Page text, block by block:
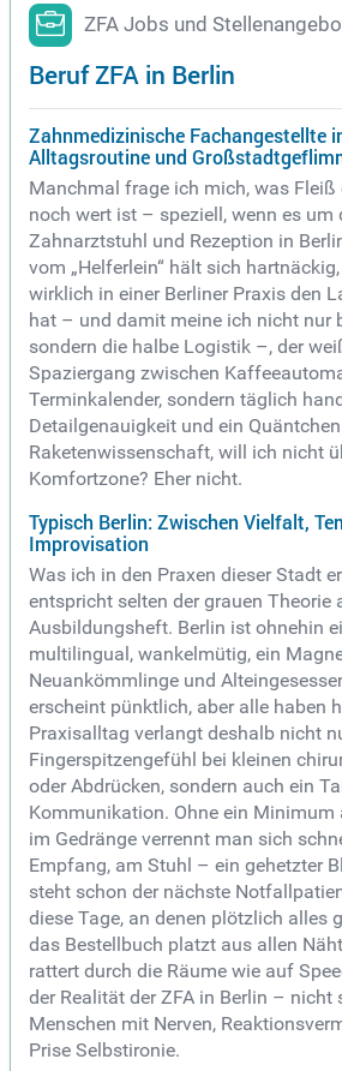
ZFA Jobs und
Beruf ZFA in Berlin
Zahnmedizinische Fachangestellte
Alltagsroutine und
Manchmal frage ich mich, was Fleiß
noch wert ist – speziell, wenn es um
Zahnarztstuhl und Rezeption in
vom „Helferlein“ hält sich
wirklich in einer Berliner Praxis den
hat – und damit meine ich nicht nur
sondern die halbe Logistik –, der
Spaziergang zwischen
Terminkalender, sondern täglich
Detailgenauigkeit und ein
Raketenwissenschaft, will ich nicht
Komfortzone? Eher nicht.
Typisch Berlin: Zwischen Vielfalt,
Improvisation
Was ich in den Praxen dieser Stadt
entspricht selten der grauen Theorie
Ausbildungsheft. Berlin ist ohnehin
multilingual, wankelmütig, ein
Neuankömmlinge und
erscheint pünktlich, aber alle haben
Praxisalltag verlangt deshalb nicht
Fingerspitzengefühl bei kleinen
oder Abdrücken, sondern auch ein
Kommunikation. Ohne ein
im Gedränge verrennt man sich
Empfang, am Stuhl – ein gehetzter
steht schon der nächste
diese Tage, an denen plötzlich alles
das Bestellbuch platzt aus allen
rattert durch die Räume wie auf
der Realität der ZFA in Berlin – nicht
Menschen mit Nerven,
Prise Selbstironie.